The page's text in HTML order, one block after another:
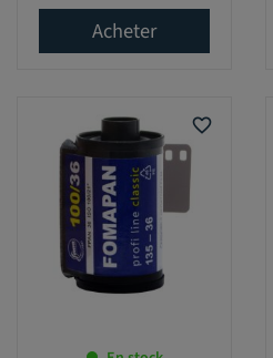
Acheter
favorite_border